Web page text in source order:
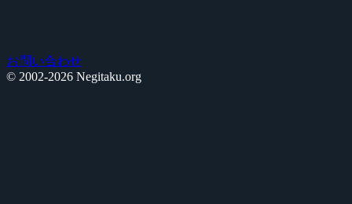
お問い合わせ
© 2002-2026 Negitaku.org